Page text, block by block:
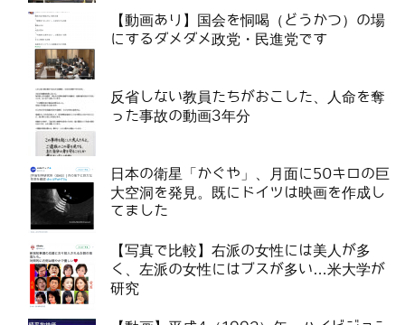
【動画あり】国会を恫喝（どうかつ）の場
にするダメダメ政党・民進党です
反省しない教員たちがおこした、人命を奪
った事故の動画3年分
日本の衛星「かぐや」、月面に50キロの巨
大空洞を発見。既にドイツは映画を作成し
てました
【写真で比較】右派の女性には美人が多
く、左派の女性にはブスが多い…米大学が
研究